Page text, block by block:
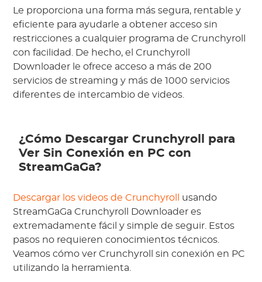
Le proporciona una forma más segura, rentable y
eficiente para ayudarle a obtener acceso sin
restricciones a cualquier programa de Crunchyroll
con facilidad. De hecho, el Crunchyroll
Downloader le ofrece acceso a más de 200
servicios de streaming y más de 1000 servicios
diferentes de intercambio de videos.
¿Cómo Descargar Crunchyroll para
Ver Sin Conexión en PC con
StreamGaGa?
Descargar los videos de Crunchyroll
usando
StreamGaGa Crunchyroll Downloader es
extremadamente fácil y simple de seguir. Estos
pasos no requieren conocimientos técnicos.
Veamos cómo ver Crunchyroll sin conexión en PC
utilizando la herramienta.